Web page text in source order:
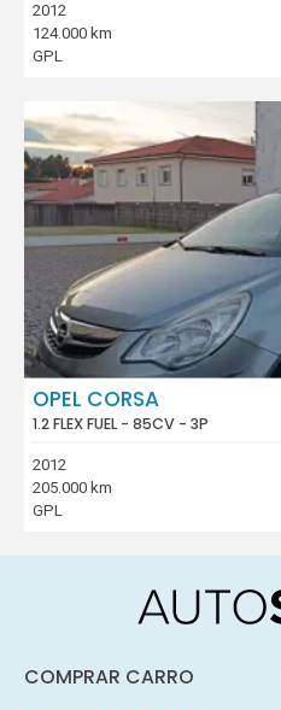
2012
124.000 km
GPL
OPEL CORSA
1.2 FLEX FUEL - 85CV - 3P
2012
205.000 km
GPL
COMPRAR CARRO